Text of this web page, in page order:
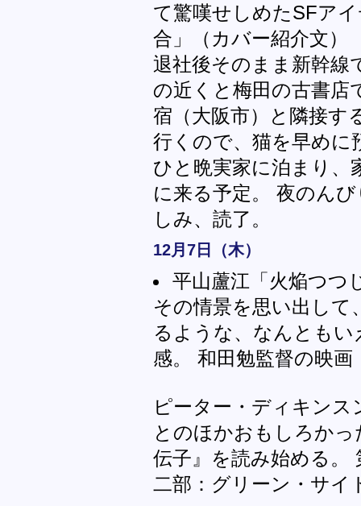
て驚嘆せしめたSFア
合」（カバー紹介文）
退社後そのまま新幹線
の近くと梅田の古書店
宿（大阪市）と隣接す
行くので、猫を早めに
ひと晩実家に泊まり、
に来る予定。 夜のん
しみ、読了。
12月7日（木）
平山蘆江「火焔つつ
その情景を思い出し
るような、なんとも
感。 和田勉監督の映
ピーター・ディキン
とのほかおもしろか
伝子』を読み始める。
二部：グリーン・サイ